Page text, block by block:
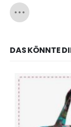
DAS KÖNNTE